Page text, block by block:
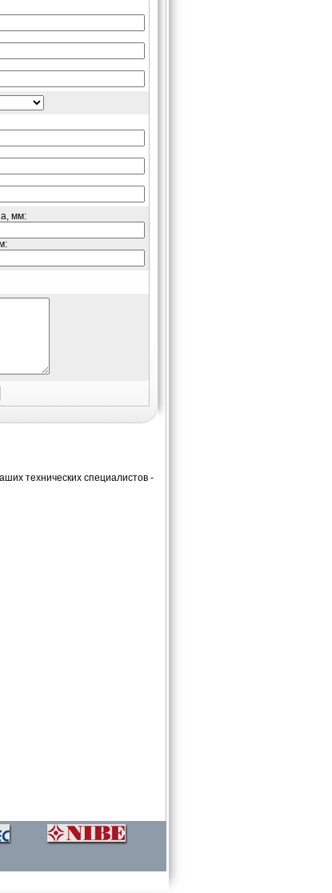
мм:
технических специалистов -